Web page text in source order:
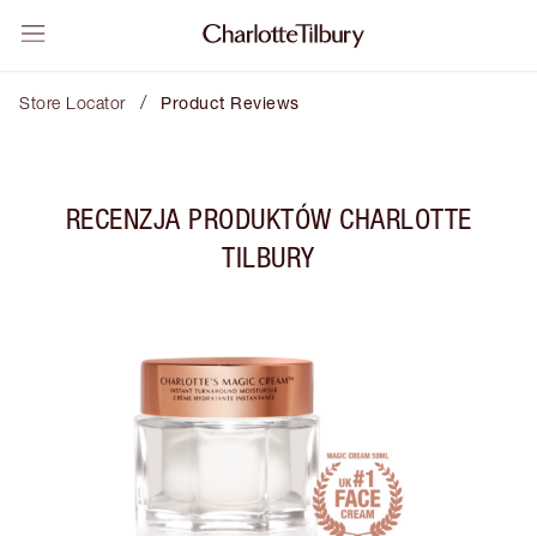
Store Locator / Product Reviews
RECENZJA PRODUKTÓW CHARLOTTE
TILBURY